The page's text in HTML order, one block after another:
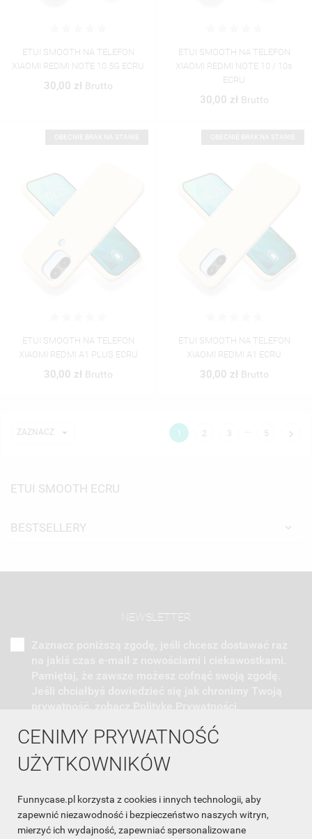
CENIMY PRYWATNOŚĆ
UŻYTKOWNIKÓW
Funnycase.pl korzysta z cookies i innych technologii, aby
zapewnić niezawodność i bezpieczeństwo naszych witryn,
mierzyć ich wydajność, zapewniać spersonalizowane
ETUI SMOOTH ECRU
BESTSELLERY
ETUI SMOOTH NA TELEFON
XIAOMI REDMI NOTE 10 5G ECRU
30,00 zł Brutto
ETUI SMOOTH NA TELEFON
XIAOMI REDMI NOTE 10 / 10s
ECRU
30,00 zł Brutto
ETUI SMOOTH NA TELEFON
XIAOMI REDMI A1 PLUS ECRU
30,00 zł Brutto
ETUI SMOOTH NA TELEFON
XIAOMI REDMI A1 ECRU
30,00 zł Brutto
ZAZNACZ  1 2 3 … 5 
NEWSLETTER
INFORMACJA O SKLEPIE
INFORMACJE